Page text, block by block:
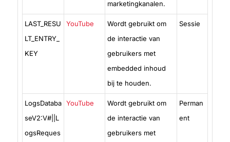
marketingkanalen.
LAST_RESU
LT_ENTRY_
KEY
YouTube
Wordt gebruikt om
de interactie van
gebruikers met
embedded inhoud
bij te houden.
Sessie
LogsDataba
seV2:V#||L
ogsReques
YouTube
Wordt gebruikt om
de interactie van
gebruikers met
Perman
ent